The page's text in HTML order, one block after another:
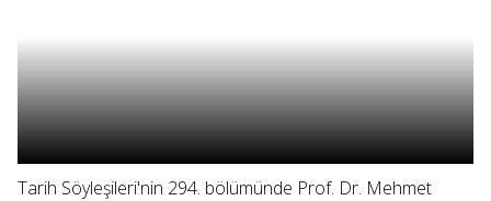
Tarih Söyleşileri'nin 294. bölümünde Prof. Dr. Mehmet